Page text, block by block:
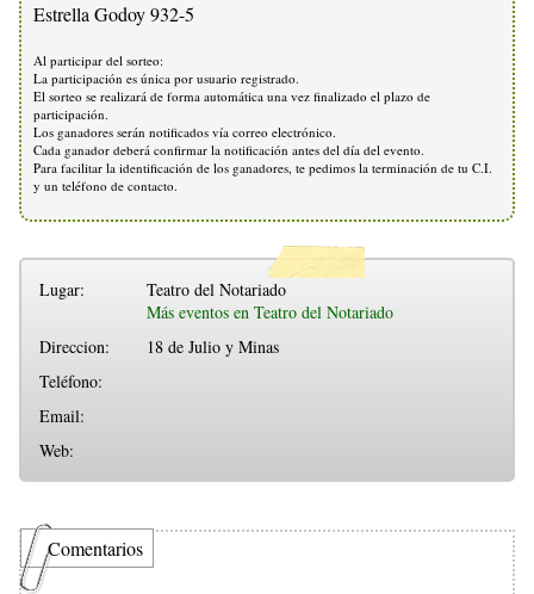
Estrella Godoy 932-5
Al participar del sorteo:
La participación es única por usuario registrado.
El sorteo se realizará de forma automática una vez finalizado el plazo de
participación.
Los ganadores serán notificados vía correo electrónico.
Cada ganador deberá confirmar la notificación antes del día del evento.
Para facilitar la identificación de los ganadores, te pedimos la terminación de tu C.I.
y un teléfono de contacto.
Lugar:
Teatro del Notariado
Más eventos en Teatro del Notariado
Direccion:
18 de Julio y Minas
Teléfono:
Email:
Web:
Comentarios